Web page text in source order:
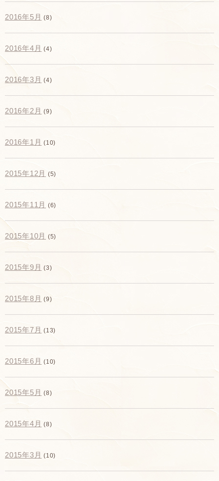
2016年5月 (8)
2016年4月 (4)
2016年3月 (4)
2016年2月 (9)
2016年1月 (10)
2015年12月 (5)
2015年11月 (6)
2015年10月 (5)
2015年9月 (3)
2015年8月 (9)
2015年7月 (13)
2015年6月 (10)
2015年5月 (8)
2015年4月 (8)
2015年3月 (10)